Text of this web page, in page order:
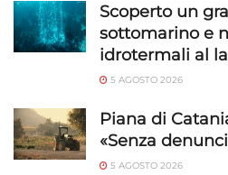
Scoperto un
sottomarino e
idrotermali al
5 AGOSTO 2026
Piana di
«Senza
5 AGOSTO 2026